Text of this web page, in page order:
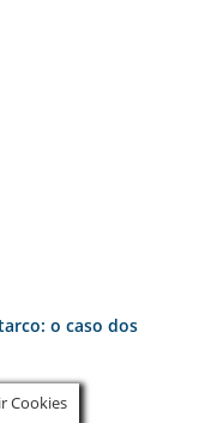
o caso dos
Cookies